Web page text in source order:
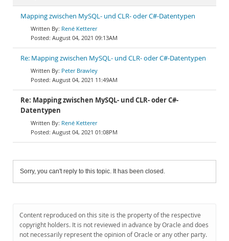
Mapping zwischen MySQL- und CLR- oder C#-Datentypen
René Ketterer
August 04, 2021 09:13AM
Re: Mapping zwischen MySQL- und CLR- oder C#-Datentypen
Peter Brawley
August 04, 2021 11:49AM
Re: Mapping zwischen MySQL- und CLR- oder C#-
Datentypen
René Ketterer
August 04, 2021 01:08PM
Sorry, you can't reply to this topic. It has been closed.
Content reproduced on this site is the property of the respective
copyright holders. It is not reviewed in advance by Oracle and does
not necessarily represent the opinion of Oracle or any other party.